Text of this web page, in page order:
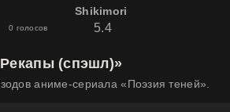
0 голосов
Shikimori
5.4
(спэшл)»
аниме-сериала «Поэзия теней».